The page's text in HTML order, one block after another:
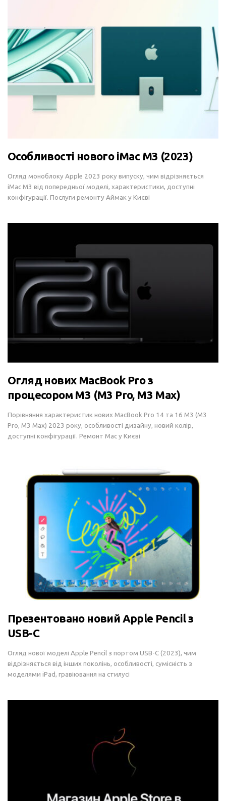
Особливості нового iMac M3 (2023)
Огляд моноблоку Apple 2023 року випуску, чим відрізняється
iMac M3 від попередньої моделі, характеристики, доступні
конфігурації. Послуги ремонту Аймак у Києві
Огляд нових MacBook Pro з
процесором M3 (M3 Pro, M3 Max)
Порівняння характеристик нових MacBook Pro 14 та 16 M3 (M3
Pro, M3 Max) 2023 року, особливості дизайну, новий колір,
доступні конфігурації. Ремонт Mac у Києві
Презентовано новий Apple Pencil з
USB-C
Огляд нової моделі Apple Pencil з портом USB-C (2023), чим
відрізняється від інших поколінь, особливості, сумісність з
моделями iPad, гравіювання на стилусі